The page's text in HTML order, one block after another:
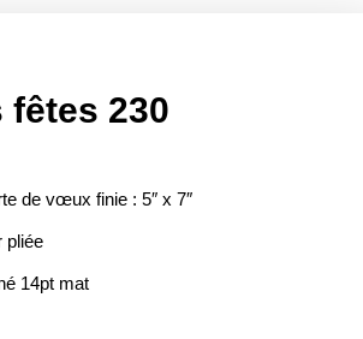
230
de vœux finie : 5″ x 7″
pliée
14pt mat